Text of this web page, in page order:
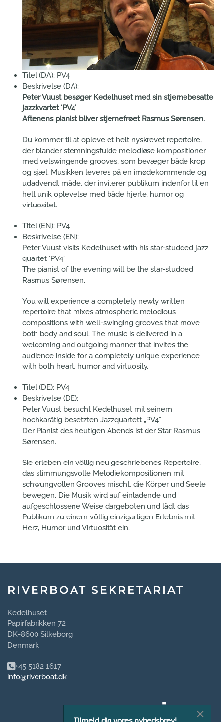
Titel (DA): PV4
Beskrivelse (DA):
Peter Vuust besøger Kedelhuset med sin stjernebesatte
jazzkvartet ‘PV4’
Aftenens pianist bliver stjernefrøet Rasmus Sørensen.
Du kommer til at opleve et helt nyskrevet repertoire,
der blander stemningsfulde melodiøse kompositioner
med velswingende grooves, som bevæger både krop
og sjæl. Musikken leveres på en imødekommende og
udadvendt måde, der inviterer publikum indenfor til en
helt unik oplevelse med både hjerte, humor og
virtuositet.
Titel (EN): PV4
Beskrivelse (EN):
Peter Vuust visits Kedelhuset with his star-studded jazz
quartet ‘PV4’
The pianist of the evening will be the star-studded
Rasmus Sørensen.
You will experience a completely newly written
repertoire that mixes atmospheric melodious
compositions with well-swinging grooves that move
both body and soul. The music is delivered in a
welcoming and outgoing manner that invites the
audience inside for a completely unique experience
with both heart, humor and virtuosity.
Titel (DE): PV4
Beskrivelse (DE):
Peter Vuust besucht Kedelhuset mit seinem
hochkarätig besetzten Jazzquartett „PV4“
Der Pianist des heutigen Abends ist der Star Rasmus
Sørensen.
Sie erleben ein völlig neu geschriebenes Repertoire,
das stimmungsvolle Melodiekompositionen mit
schwungvollen Grooves mischt, die Körper und Seele
bewegen. Die Musik wird auf einladende und
aufgeschlossene Weise dargeboten und lädt das
Publikum zu einem völlig einzigartigen Erlebnis mit
Herz, Humor und Virtuosität ein.
RIVERBOAT SEKRETARIAT
Kedelhuset
Papirfabrikken 72
DK-8600 Silkeborg
Denmark
+45 5182 1617
info@riverboat.dk
×